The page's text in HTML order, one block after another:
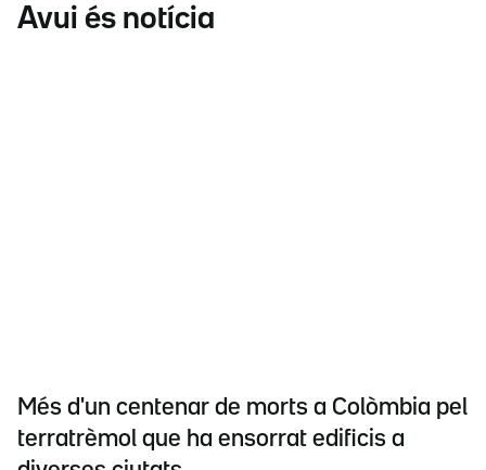
Avui és notícia
Més d'un centenar de morts a Colòmbia pel
terratrèmol que ha ensorrat edificis a